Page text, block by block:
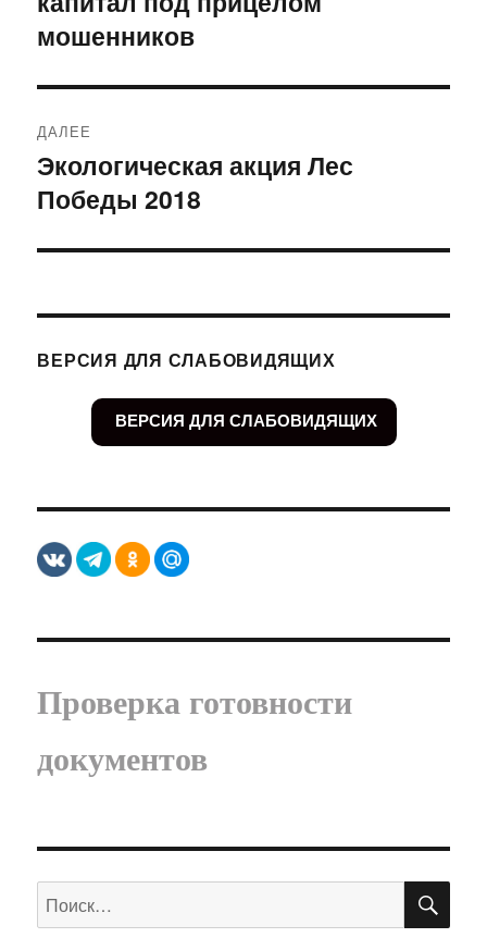
мошенников
ДАЛЕЕ
Следующая
запись:
Экологическая акция Лес
Победы 2018
ВЕРСИЯ ДЛЯ СЛАБОВИДЯЩИХ
ВЕРСИЯ ДЛЯ СЛАБОВИДЯЩИХ
Проверка готовности
документов
Искать: